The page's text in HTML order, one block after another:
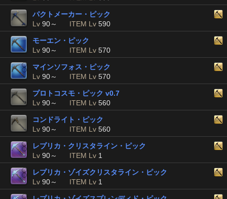
パクトメーカー・ピック
Lv 90～ ITEM Lv 590
モーエン・ピック
Lv 90～ ITEM Lv 570
マインソフォス・ピック
Lv 90～ ITEM Lv 570
プロトコスモ・ピック v0.7
Lv 90～ ITEM Lv 560
コンドライト・ピック
Lv 90～ ITEM Lv 560
レプリカ・クリスタライン・ピック
Lv 90～ ITEM Lv 1
レプリカ・ゾイズクリスタライン・ピック
Lv 90～ ITEM Lv 1